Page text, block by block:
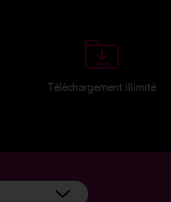
Téléchargement illimité